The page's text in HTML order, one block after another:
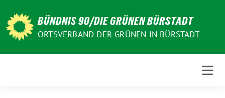
zum
Inhalt
BÜNDNIS 90/DIE GRÜNEN BÜRSTADT
ORTSVERBAND DER GRÜNEN IN BÜRSTADT